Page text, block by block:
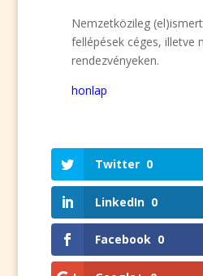
Nemzetközileg
fellépések céges, illetve
rendezvényeken.
honlap
Twitter 0
LinkedIn 0
Facebook 0